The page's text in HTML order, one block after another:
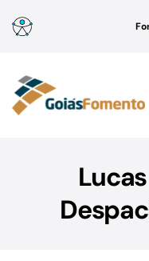
para
conteúdo
Linhas de Crédito